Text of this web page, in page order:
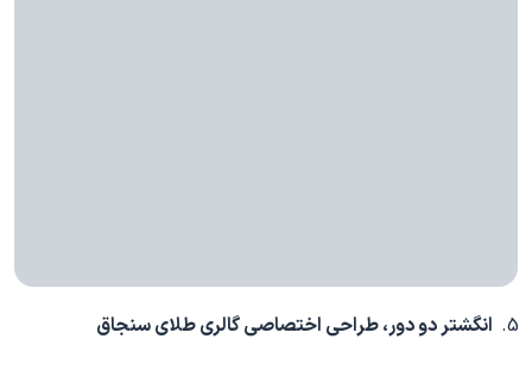
انگشتر دو دور، طراحی اختصاصی گالری طلای سنجاق